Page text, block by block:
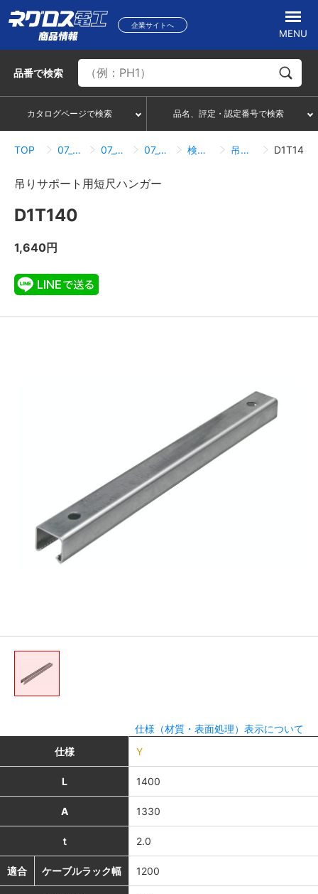
企業サイトへ
MENU
品番で検索
カタログページで検索 品名、評定・認定番号で検索
TOP 07_ハンガー・サポートシステム 07_01_ダクターチャンネル 07_01_03_吊りサポート用短尺ハンガー 検索結果一覧 吊りサポート用短尺ハンガー D1T140
吊りサポート用短尺ハンガー
D1T140
1,640円
仕様（材質・表面処理）表示について
仕様
Y
L 1400
A 1330
ｔ 2.0
適合 ケーブルラック幅 1200